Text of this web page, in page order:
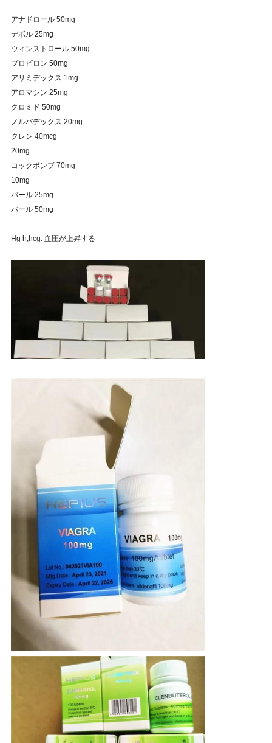
アナドロール 50mg
デボル 25mg
ウィンストロール 50mg
プロビロン 50mg
アリミデックス 1mg
アロマシン 25mg
クロミド 50mg
ノルバデックス 20mg
クレン 40mcg
20mg
コックボンブ 70mg
10mg
バール 25mg
バール 50mg
Hg h,hcg: 血圧が上昇する